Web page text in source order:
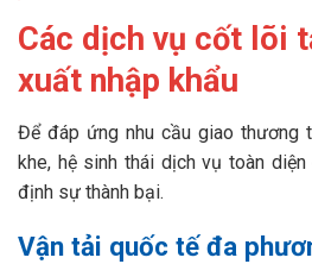
Các dịch vụ cốt lõi
xuất nhập khẩu
Để đáp ứng nhu cầu giao thương
khe, hệ sinh thái dịch vụ toàn
định sự thành bại.
Vận tải quốc tế đa